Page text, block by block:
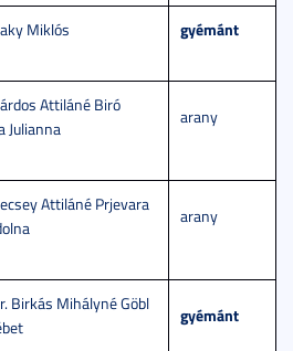
Miklós gyémánt
Attiláné Biró
Julianna
arany
Attiláné Prjevara
arany
Birkás Mihályné Göbl
gyémánt